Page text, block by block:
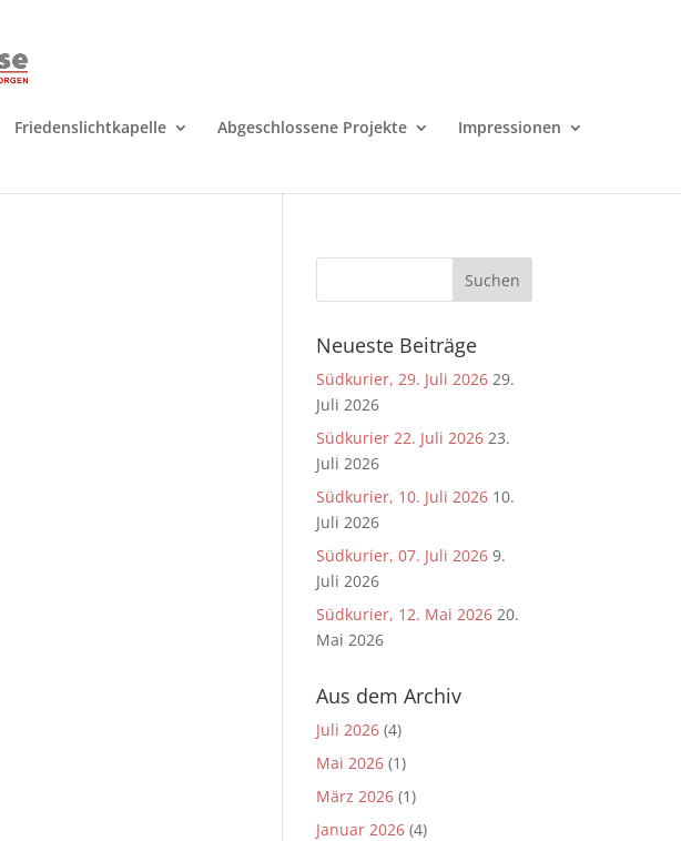
Friedenslichtkapelle Abgeschlossene Projekte
Impressionen
Neueste Beiträge
Südkurier, 29. Juli 2026 29.
Juli 2026
Südkurier 22. Juli 2026 23.
Juli 2026
Südkurier, 10. Juli 2026 10.
Juli 2026
Südkurier, 07. Juli 2026 9.
Juli 2026
Südkurier, 12. Mai 2026 20.
Mai 2026
Aus dem Archiv
Juli 2026 (4)
Mai 2026 (1)
März 2026 (1)
Januar 2026 (4)